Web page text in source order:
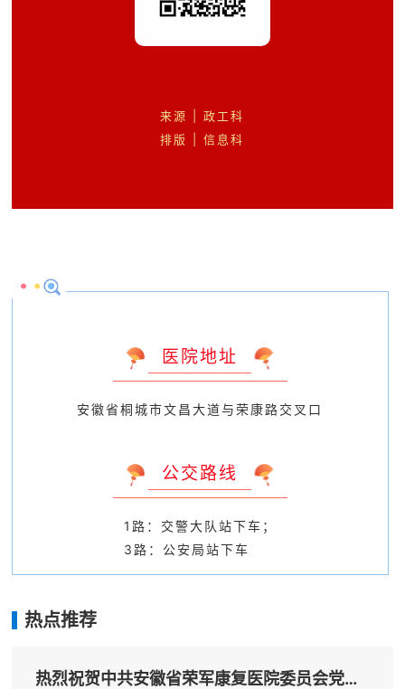
来源 | 政工科
排版 | 信息科
医院地址
安徽省桐城市文昌大道与荣康路交叉口
公交路线
1路：交警大队站下车；
3路：公安局站下车
热点推荐
热烈祝贺中共安徽省荣军康复医院委员会党